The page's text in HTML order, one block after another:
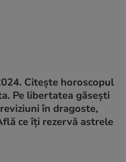
Citește horoscopul
Pe libertatea găsești
în dragoste,
ce îți rezervă astrele